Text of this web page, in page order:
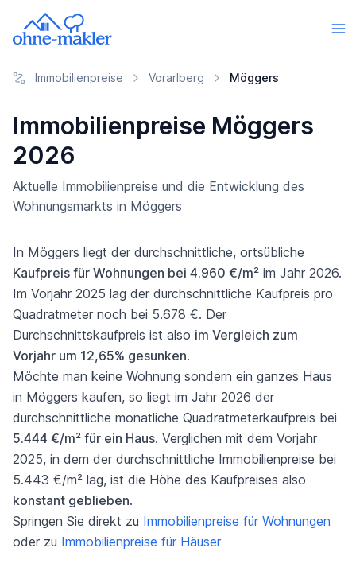
Immobilienpreise Vorarlberg Möggers
Immobilienpreise Möggers
2026
Aktuelle Immobilienpreise und die Entwicklung des
Wohnungsmarkts in Möggers
In Möggers liegt der durchschnittliche, ortsübliche
Kaufpreis für Wohnungen bei 4.960 €/m² im Jahr 2026.
Im Vorjahr 2025 lag der durchschnittliche Kaufpreis pro
Quadratmeter noch bei 5.678 €. Der
Durchschnittskaufpreis ist also im Vergleich zum
Vorjahr um 12,65% gesunken.
Möchte man keine Wohnung sondern ein ganzes Haus
in Möggers kaufen, so liegt im Jahr 2026 der
durchschnittliche monatliche Quadratmeterkaufpreis bei
5.444 €/m² für ein Haus. Verglichen mit dem Vorjahr
2025, in dem der durchschnittliche Immobilienpreise bei
5.443 €/m² lag, ist die Höhe des Kaufpreises also
konstant geblieben.
Springen Sie direkt zu Immobilienpreise für Wohnungen
oder zu Immobilienpreise für Häuser